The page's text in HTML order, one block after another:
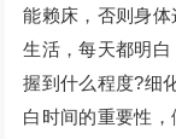
能赖床，否则身
生活，每天都明
握到什么程度?细
白时间的重要性